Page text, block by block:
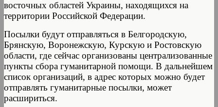
восточных областей Украины, находящихся на
территории Российской Федерации.
Посылки будут отправляться в Белгородскую,
Брянскую, Воронежскую, Курскую и Ростовскую
области, где сейчас организованы централизованные
пункты сбора гуманитарной помощи. В дальнейшем
список организаций, в адрес которых можно будет
отправлять гуманитарные посылки, может
расшириться.